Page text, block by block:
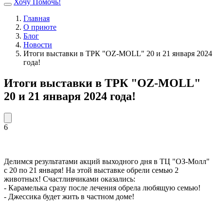
Хочу Помочь!
Главная
О приюте
Блог
Новости
Итоги выставки в ТРК "OZ-MOLL" 20 и 21 января 2024
года!
Итоги выставки в ТРК "OZ-MOLL"
20 и 21 января 2024 года!
6
Делимся результатами акций выходного дня в ТЦ "ОЗ-Молл"
с 20 по 21 января! На этой выставке обрели семью 2
животных! Счастливчиками оказались:
- Карамелька сразу после лечения обрела любящую семью!
- Джессика будет жить в частном доме!